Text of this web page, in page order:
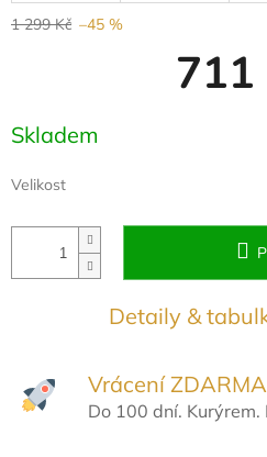
1 299 Kč –45 %
711
Měrná
cena:
Skladem
Velikost
Detaily &
Vrácení
Do 100 dní. Kurýrem.